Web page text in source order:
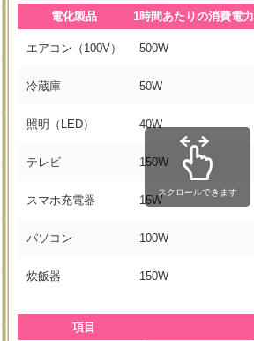
電化製品 1時間あたりの消費電力
エアコン（100V） 500W
冷蔵庫 50W
照明（LED） 40W
テレビ 150W
スマホ充電器 15W
パソコン 100W
炊飯器 150W
スクロールできます
項目